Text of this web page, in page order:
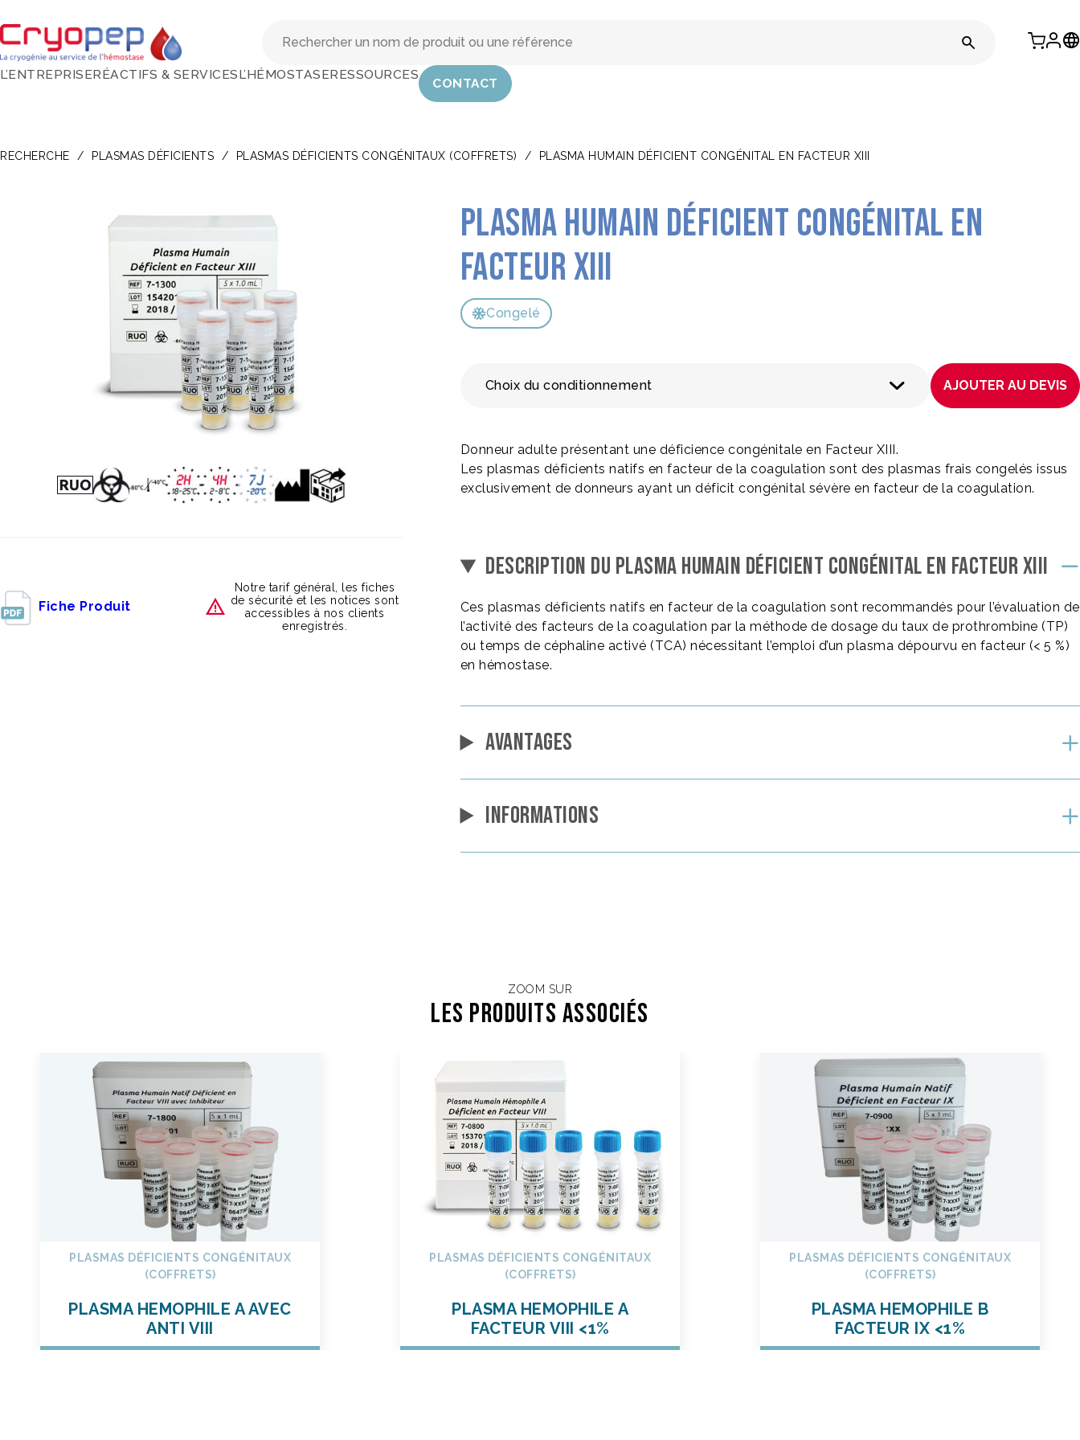
L’ENTREPRISERÉACTIFS & SERVICESL’HÉMOSTASERESSOURCES
CONTACT
RECHERCHE / PLASMAS DÉFICIENTS / PLASMAS DÉFICIENTS CONGÉNITAUX (COFFRETS) / PLASMA HUMAIN DÉFICIENT CONGÉNITAL EN FACTEUR XIII
Plasma Humain Déficient congénital en
Facteur XIII
Congelé
Choix du conditionnement AJOUTER AU DEVIS
Donneur adulte présentant une déficience congénitale en Facteur XIII.
Les plasmas déficients natifs en facteur de la coagulation sont des plasmas frais congelés issus
exclusivement de donneurs ayant un déficit congénital sévère en facteur de la coagulation.
DESCRIPTION DU PLASMA HUMAIN DÉFICIENT CONGÉNITAL EN FACTEUR XIII
Ces plasmas déficients natifs en facteur de la coagulation sont recommandés pour l’évaluation de
l’activité des facteurs de la coagulation par la méthode de dosage du taux de prothrombine (TP)
ou temps de céphaline activé (TCA) nécessitant l’emploi d’un plasma dépourvu en facteur (< 5 %)
en hémostase.
AVANTAGES
INFORMATIONS
Fiche Produit
Notre tarif général, les fiches
de sécurité et les notices sont
accessibles à nos clients
enregistrés.
ZOOM SUR
Les Produits associés
PLASMAS DÉFICIENTS CONGÉNITAUX
(COFFRETS)
PLASMA HEMOPHILE A AVEC
ANTI VIII
PLASMAS DÉFICIENTS CONGÉNITAUX
(COFFRETS)
PLASMA HEMOPHILE A
FACTEUR VIII <1%
PLASMAS DÉFICIENTS CONGÉNITAUX
(COFFRETS)
PLASMA HEMOPHILE B
FACTEUR IX <1%